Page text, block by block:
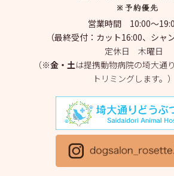
2025年5月(4)
2025年4月
(1)
2025年3月(2)
2025年2月(4)
2025年1月(1)
2024年12月(1)
営業時間 10:00～
（最終受付：カット16:00、シャ
定休日 木曜日
（※金・土は提携動物病院の埼大通
トリミングします。）